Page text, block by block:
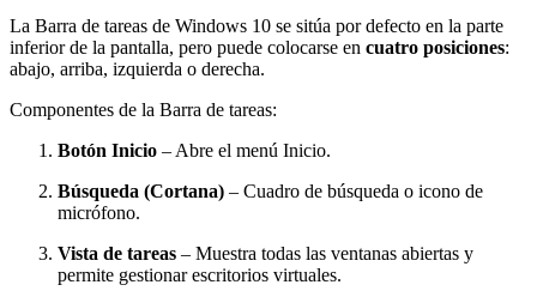
La Barra de tareas de Windows 10 se sitúa por defecto en la parte
inferior de la pantalla, pero puede colocarse en cuatro posiciones:
abajo, arriba, izquierda o derecha.
Componentes de la Barra de tareas:
Botón Inicio – Abre el menú Inicio.
Búsqueda (Cortana) – Cuadro de búsqueda o icono de
micrófono.
Vista de tareas – Muestra todas las ventanas abiertas y
permite gestionar escritorios virtuales.